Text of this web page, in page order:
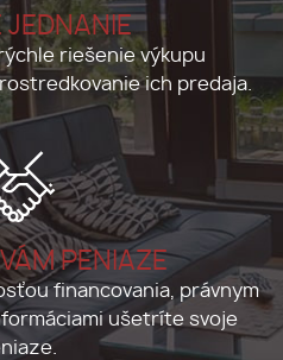
JEDNANIE
riešenie výkupu
ich predaja.
PENIAZE
financovania, právnym
ušetríte svoje